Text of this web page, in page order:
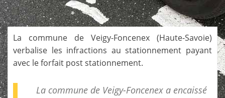
La commune de Veigy-Foncenex (Haute-Savoie)
verbalise les infractions au stationnement payant
avec le forfait post stationnement.
La commune de Veigy-Foncenex a encaissé